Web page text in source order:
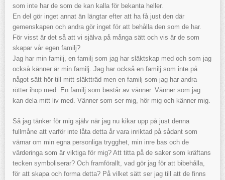
som inte har de som de kan kalla för bekanta heller.
En del gör inget annat än längtar efter att ha få just den där
gemenskapen och andra gör inget för att behålla den som de har.
För visst är det så att vi själva på många sätt och vis är de som
skapar vår egen familj?
Jag har min familj, en familj som jag har släktskap med och som jag
också känner är min familj. Jag har också en familj som inte på
något sätt hör till mitt släktträd men en familj som jag har andra
rötter ihop med. En familj som består av vänner. Vänner som jag
kan dela mitt liv med. Vänner som ser mig, hör mig och känner mig.
Så jag tänker för mig själv när jag nu kikar upp på just denna
fullmåne att varför inte låta detta år vara inriktad på sådant som
värnar om min egna personliga trygghet, min inre bas och de
värderinga som är viktiga för mig? Att titta på de saker som kräftans
tecken symboliserar? Och framförallt, vad gör jag för att bibehålla,
för att skapa och forma detta? På vilket sätt ser jag till att de finns